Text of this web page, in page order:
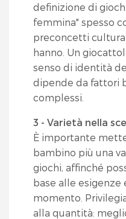
definizione di
femmina" spesso
preconcetti
hanno. Un
senso di identità
dipende da fattori
complessi.
3 - Varietà nella
È importante
bambino più una
giochi, affinché
base alle esigenze
momento.
alla quantità: